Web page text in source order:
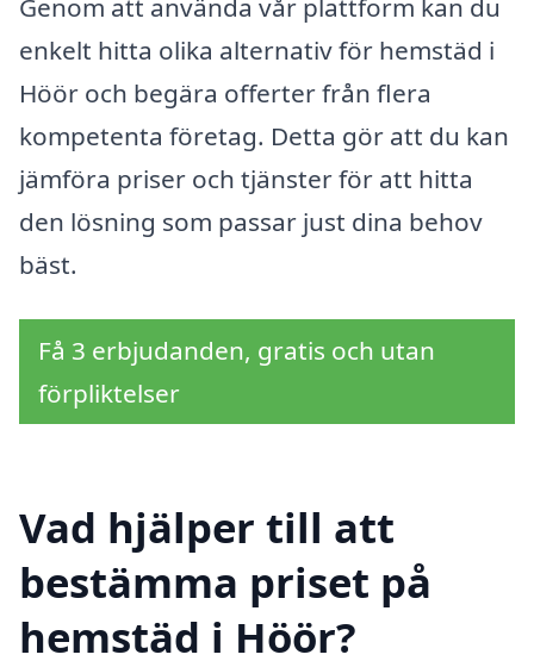
Genom att använda vår plattform kan du
enkelt hitta olika alternativ för hemstäd i
Höör och begära offerter från flera
kompetenta företag. Detta gör att du kan
jämföra priser och tjänster för att hitta
den lösning som passar just dina behov
bäst.
Få 3 erbjudanden, gratis och utan
förpliktelser
Vad hjälper till att
bestämma priset på
hemstäd i Höör?